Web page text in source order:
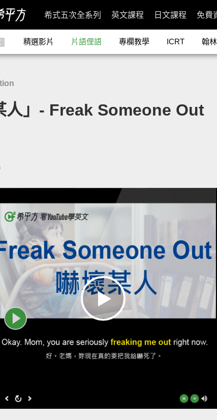
希式五次全系列 英文課程 日文課程 免費
精選影片 片語俚語 專欄教學 ICRT 翰林
人」- Freak Someone Out